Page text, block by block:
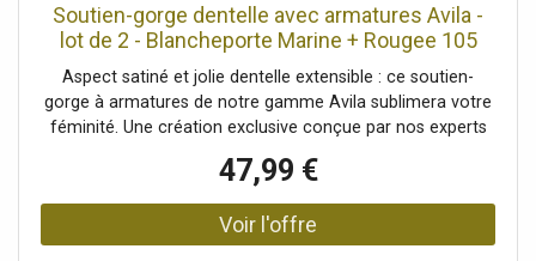
Soutien-gorge dentelle avec armatures Avila -
lot de 2 - Blancheporte Marine + Rougee 105
Unisex
Aspect satiné et jolie dentelle extensible : ce soutien-
gorge à armatures de notre gamme Avila sublimera votre
féminité. Une création exclusive conçue par nos experts
et ultra-féminin... le tout à petit prix ! Composition• 91%
polyamide, 9% élasthanneDescription• Soutien-gorge à
armatures Avila en dentelle• Bonnets en 3 parties• Hauts
47,99 €